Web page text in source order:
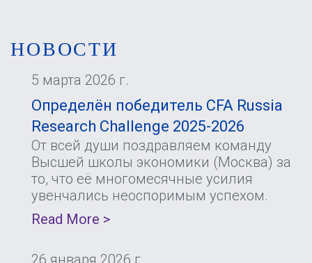
НОВОСТИ
5 марта 2026 г.
Определён победитель CFA Russia
Research Challenge 2025-2026
От всей души поздравляем команду
Высшей школы экономики (Москва) за
то, что её многомесячные усилия
увенчались неоспоримым успехом.
Read More >
26 января 2026 г.